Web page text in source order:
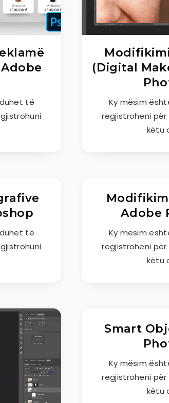
duhet të
(Digital
Ky mësim
regjistroheni për
këtu
duhet të
Adobe
Ky mësim
regjistroheni për
këtu
Smart
Ky mësim
regjistroheni për
këtu